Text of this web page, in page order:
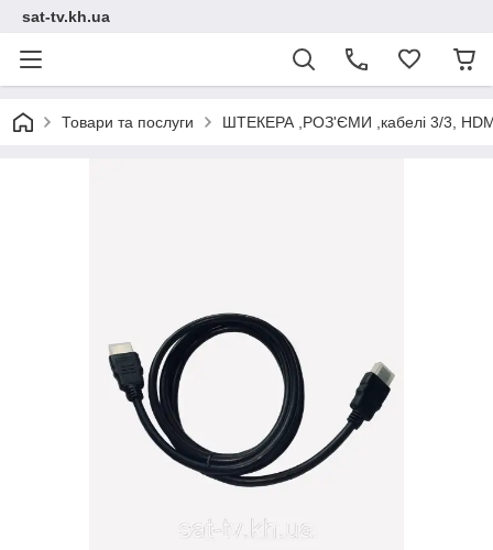
sat-tv.kh.ua
Товари та послуги ШТЕКЕРА ,РОЗ'ЄМИ ,кабелі 3/3,